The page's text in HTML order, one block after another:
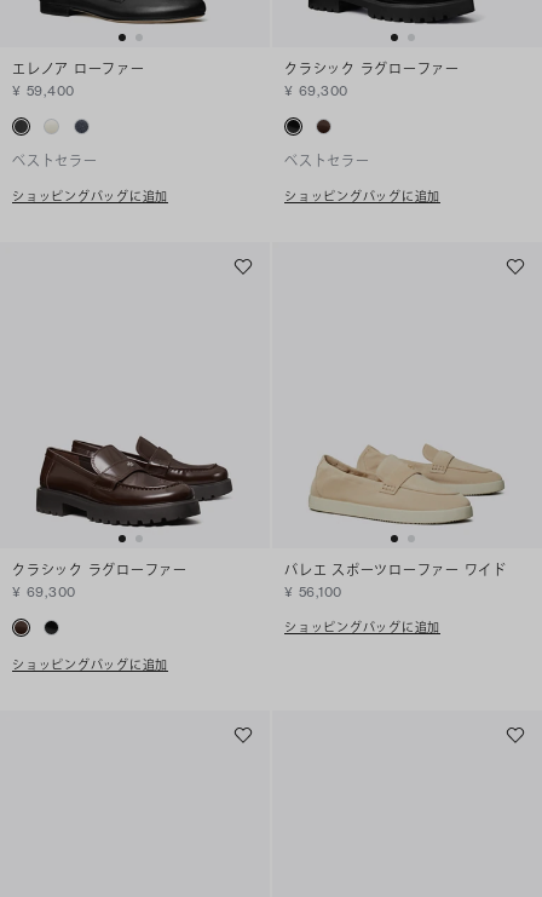
エレノア ローファー
¥ 59,400
ベストセラー
ショッピングバッグに追加
クラシック ラグローファー
¥ 69,300
ベストセラー
ショッピングバッグに追加
クラシック ラグローファー
¥ 69,300
ショッピングバッグに追加
バレエ スポーツローファー ワイド
¥ 56,100
ショッピングバッグに追加